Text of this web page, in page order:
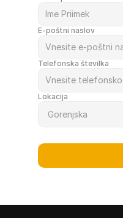
E-poštni naslov
Telefonska številka
Lokacija